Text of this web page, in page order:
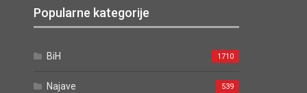
Popularne kategorije
BiH 1710
Najave 539